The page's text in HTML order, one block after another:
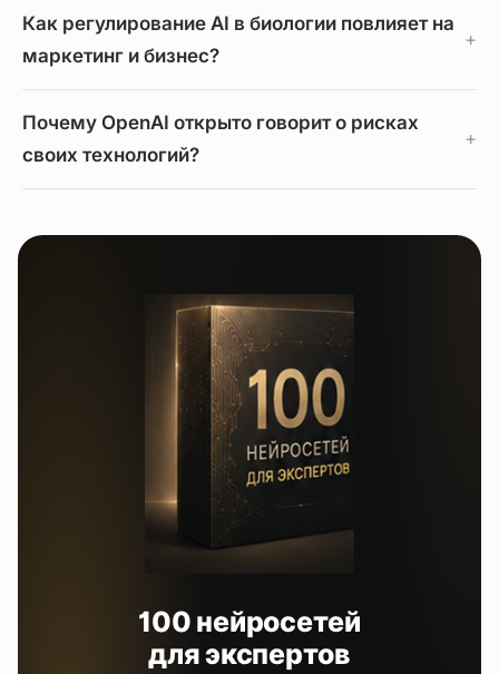
Как регулирование AI в биологии повлияет на
маркетинг и бизнес?
Почему OpenAI открыто говорит о рисках
своих технологий?
100 нейросетей
для экспертов